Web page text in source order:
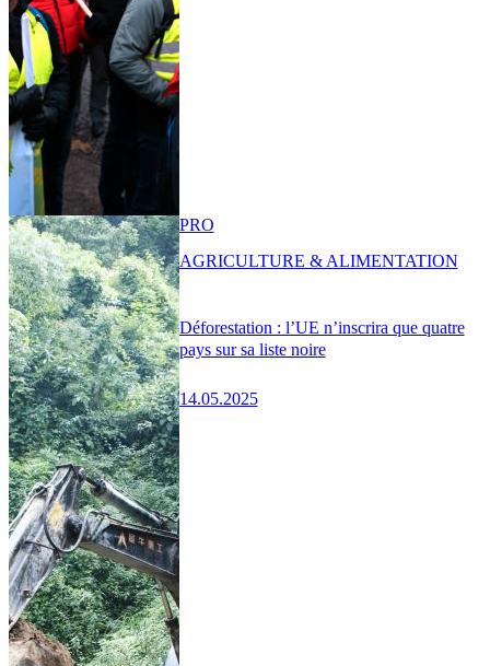
Déforestation : l’UE n’inscrira que quatre
pays sur sa liste noire
14.05.2025
PRO
AGRICULTURE & ALIMENTATION